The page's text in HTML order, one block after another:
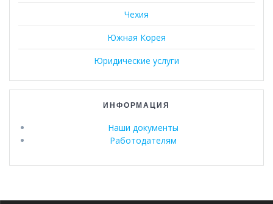
Чехия
Южная Корея
Юридические услуги
ИНФОРМАЦИЯ
Наши документы
Работодателям